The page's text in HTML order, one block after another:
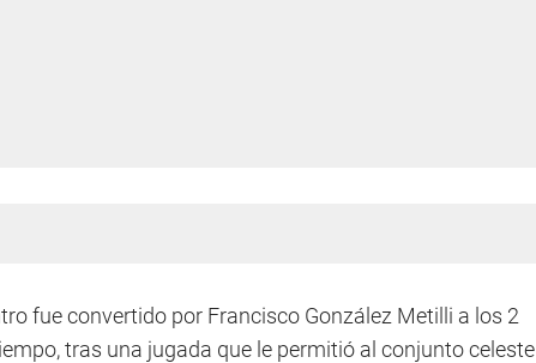
fue convertido por Francisco González Metilli a los 2
tras una jugada que le permitió al conjunto celeste